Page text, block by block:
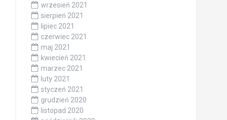
wrzesień 2021
sierpień 2021
lipiec 2021
czerwiec 2021
maj 2021
kwiecień 2021
marzec 2021
luty 2021
styczeń 2021
grudzień 2020
listopad 2020